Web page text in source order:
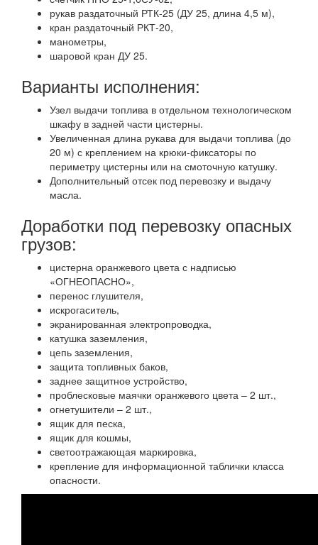
рукав раздаточный РТК-25 (ДУ 25, длина 4,5 м),
кран раздаточный РКТ-20,
манометры,
шаровой кран ДУ 25.
Варианты исполнения:
Узел выдачи топлива в отдельном технологическом
шкафу в задней части цистерны.
Увеличенная длина рукава для выдачи топлива (до
20 м) с креплением на крюки-фиксаторы по
периметру цистерны или на смоточную катушку.
Дополнительный отсек под перевозку и выдачу
масла.
Доработки под перевозку опасных
грузов:
цистерна оранжевого цвета с надписью
«ОГНЕОПАСНО»,
перенос глушителя,
искрогаситель,
экранированная электропроводка,
катушка заземления,
цепь заземления,
защита топливных баков,
заднее защитное устройство,
проблесковые маячки оранжевого цвета – 2 шт.,
огнетушители – 2 шт.,
ящик для песка,
ящик для кошмы,
светоотражающая маркировка,
крепление для информационной таблички класса
опасности.